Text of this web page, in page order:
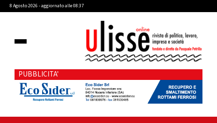
8 Agosto 2026 - aggiornato alle 08:37
PUBBLICITA'